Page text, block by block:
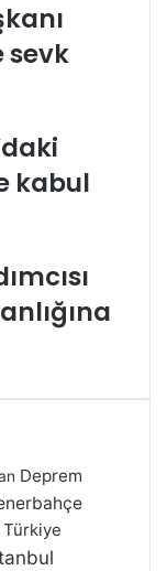
sevk
kabul
Deprem
Türkiye